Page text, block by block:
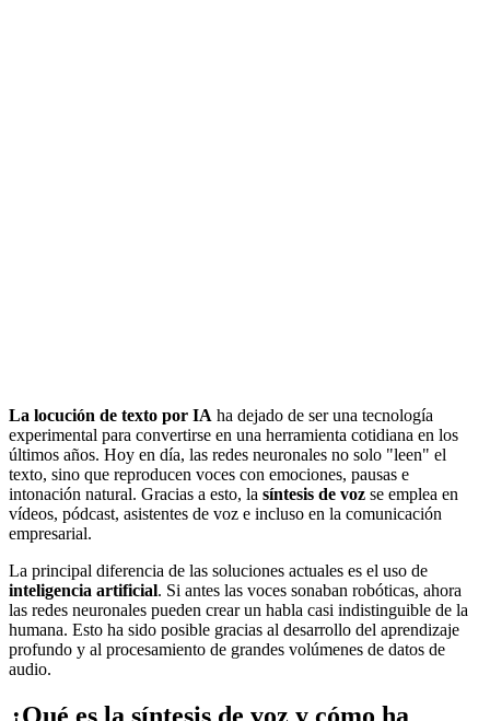
La locución de texto por IA ha dejado de ser una tecnología
experimental para convertirse en una herramienta cotidiana en los
últimos años. Hoy en día, las redes neuronales no solo "leen" el
texto, sino que reproducen voces con emociones, pausas e
intonación natural. Gracias a esto, la síntesis de voz se emplea en
vídeos, pódcast, asistentes de voz e incluso en la comunicación
empresarial.
La principal diferencia de las soluciones actuales es el uso de
inteligencia artificial. Si antes las voces sonaban robóticas, ahora
las redes neuronales pueden crear un habla casi indistinguible de la
humana. Esto ha sido posible gracias al desarrollo del aprendizaje
profundo y al procesamiento de grandes volúmenes de datos de
audio.
¿Qué es la síntesis de voz y cómo ha